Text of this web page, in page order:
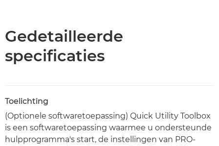
Gedetailleerde
specificaties
Toelichting
(Optionele softwaretoepassing) Quick Utility Toolbox
is een softwaretoepassing waarmee u ondersteunde
hulpprogramma's start, de instellingen van PRO-